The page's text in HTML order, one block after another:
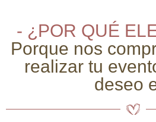
- ¿POR QUÉ
Porque nos
realizar tu
deseo